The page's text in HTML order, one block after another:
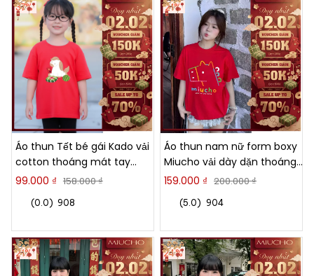
37%
Áo thun Tết bé gái Kado vải
cotton thoáng mát tay
ngắn cổ tròn hình Ngựa in
99.000 ₫ 158.000 ₫
(0.0) 908
21%
Áo thun nam nữ form boxy
Miucho vải dày dặn thoáng
mát hình ngựa hoạt hình in
159.000 ₫ 200.000 ₫
(5.0) 904
21% 24%